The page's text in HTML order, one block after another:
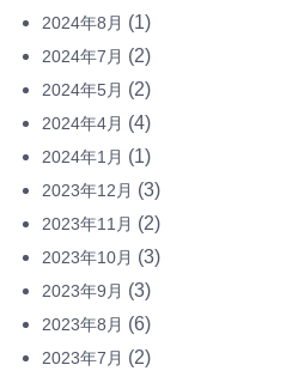
2024年8月 (1)
2024年7月 (2)
2024年5月 (2)
2024年4月 (4)
2024年1月 (1)
2023年12月 (3)
2023年11月 (2)
2023年10月 (3)
2023年9月 (3)
2023年8月 (6)
2023年7月 (2)